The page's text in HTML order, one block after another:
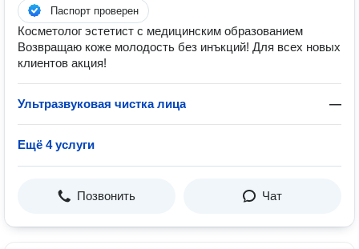
Паспорт проверен
Косметолог эстетист с медицинским образованием
Возвращаю коже молодость без инъкций! Для всех новых
клиентов акция!
Ультразвуковая чистка лица —
Ещё 4 услуги
Позвонить Чат